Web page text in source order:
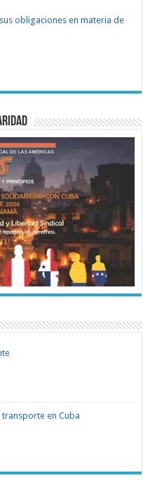
obligaciones en materia de
en Cuba